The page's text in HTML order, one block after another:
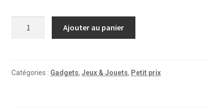
Ajouter au panier
Catégories : Gadgets, Jeux & Jouets, Petit prix